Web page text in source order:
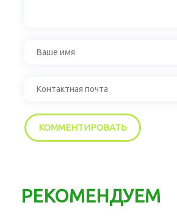
РЕКОМЕНДУЕМ